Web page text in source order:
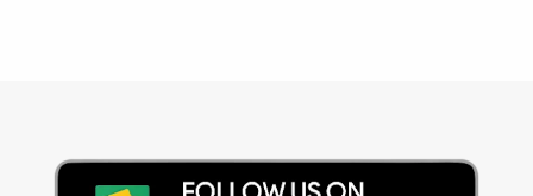
Hindi Stories International